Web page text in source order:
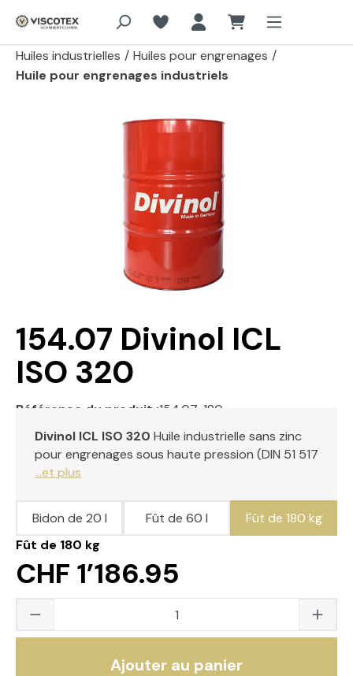
Aller au contenu principal
Huiles industrielles / Huiles pour engrenages /
Huile pour engrenages industriels
Passer la galerie d'images
154.07 Divinol ICL
ISO 320
Référence du produit :154.07-180
Divinol ICL ISO 320 Huile industrielle sans zinc
pour engrenages sous haute pression (DIN 51 517
...et plus
Fût de 180 kg
CHF 1’186.95
Bidon de 20 l Fût de 60 l Fût de 180 kg
Quantité du produit : saisissez la valeur
Ajouter au panier